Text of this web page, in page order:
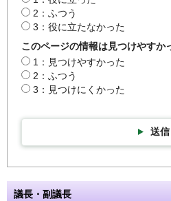
2：ふつう
3：役に立たなかった
このページの情報は見つけやすか
1：見つけやすかった
2：ふつう
3：見つけにくかった
送信
議長・副議長